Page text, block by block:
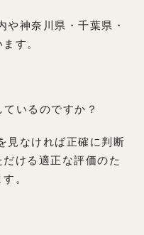
神奈川県・千葉県・
す。
いるのですか？
見なければ正確に判断
ける適正な評価のた
。